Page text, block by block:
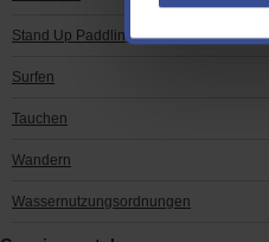
Stand Up Paddling
Surfen
Tauchen
Wandern
Wassernutzungsordnungen